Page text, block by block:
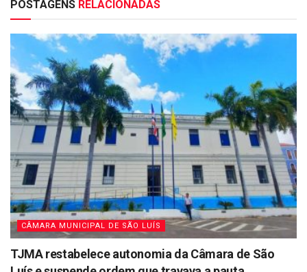
POSTAGENS RELACIONADAS
CÂMARA MUNICIPAL DE SÃO LUÍS
TJMA restabelece autonomia da Câmara de São